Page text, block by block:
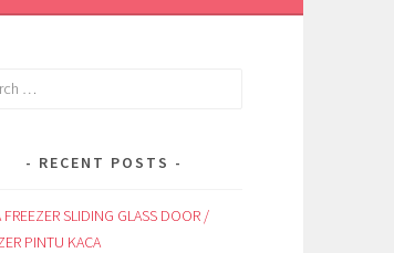
RECENT POSTS
FREEZER SLIDING GLASS DOOR /
PINTU KACA